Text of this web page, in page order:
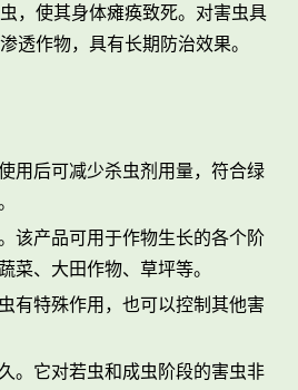
，使其身体瘫痪致死。对害虫具
透作物，具有长期防治效果。
用后可减少杀虫剂用量，符合绿
该产品可用于作物生长的各个阶
菜、大田作物、草坪等。
有特殊作用，也可以控制其他害
。它对若虫和成虫阶段的害虫非